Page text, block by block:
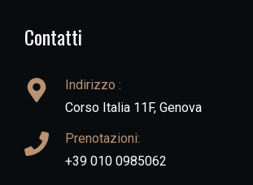
Contatti
Indirizzo :
Corso Italia 11F, Genova
Prenotazioni:
+39 010 0985062